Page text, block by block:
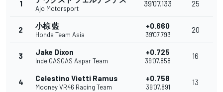
1
Ajo Motorsport
39'07.133 25
2 小椋 藍
Honda Team Asia
+0.660
39'07.793
20
3 Jake Dixon
Inde GASGAS Aspar Team
+0.725
39'07.858
16
4 Celestino Vietti Ramus
Mooney VR46 Racing Team
+0.758
39'07.891
13